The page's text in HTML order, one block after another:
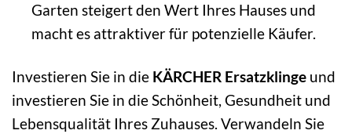
Garten steigert den Wert Ihres Hauses und
macht es attraktiver für potenzielle Käufer.
Investieren Sie in die KÄRCHER Ersatzklinge und
investieren Sie in die Schönheit, Gesundheit und
Lebensqualität Ihres Zuhauses. Verwandeln Sie